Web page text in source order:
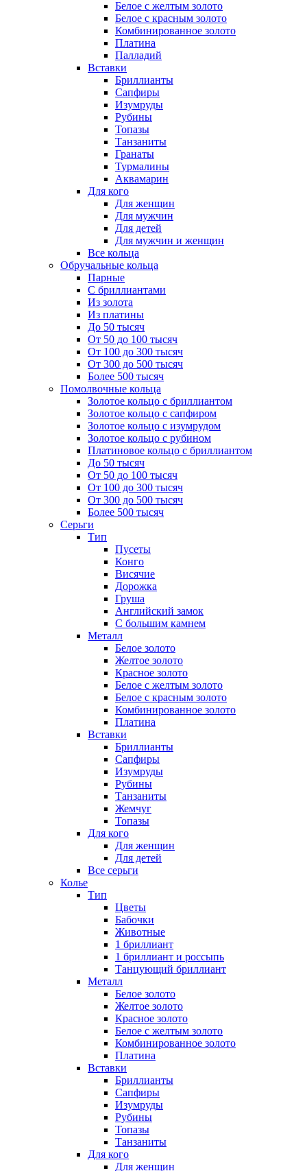
Белое с желтым золото
Белое с красным золото
Комбинированное золото
Платина
Палладий
Вставки
Бриллианты
Сапфиры
Изумруды
Рубины
Топазы
Танзаниты
Гранаты
Турмалины
Аквамарин
Для кого
Для женщин
Для мужчин
Для детей
Для мужчин и женщин
Все кольца
Обручальные кольца
Парные
С бриллиантами
Из золота
Из платины
До 50 тысяч
От 50 до 100 тысяч
От 100 до 300 тысяч
От 300 до 500 тысяч
Более 500 тысяч
Помолвочные кольца
Золотое кольцо с бриллиантом
Золотое кольцо с сапфиром
Золотое кольцо с изумрудом
Золотое кольцо с рубином
Платиновое кольцо с бриллиантом
До 50 тысяч
От 50 до 100 тысяч
От 100 до 300 тысяч
От 300 до 500 тысяч
Более 500 тысяч
Серьги
Тип
Пусеты
Конго
Висячие
Дорожка
Груша
Английский замок
С большим камнем
Металл
Белое золото
Желтое золото
Красное золото
Белое с желтым золото
Белое с красным золото
Комбинированное золото
Платина
Вставки
Бриллианты
Сапфиры
Изумруды
Рубины
Танзаниты
Жемчуг
Топазы
Для кого
Для женщин
Для детей
Все серьги
Колье
Тип
Цветы
Бабочки
Животные
1 бриллиант
1 бриллиант и россыпь
Танцующий бриллиант
Металл
Белое золото
Желтое золото
Красное золото
Белое с желтым золото
Комбинированное золото
Платина
Вставки
Бриллианты
Сапфиры
Изумруды
Рубины
Топазы
Танзаниты
Для кого
Для женщин